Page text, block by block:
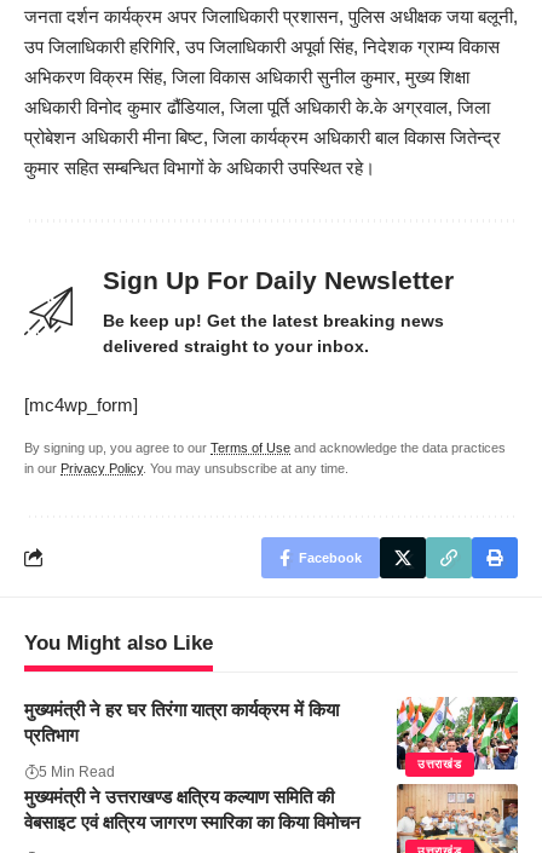
जनता दर्शन कार्यक्रम अपर जिलाधिकारी प्रशासन, पुलिस अधीक्षक जया बलूनी,
उप जिलाधिकारी हरिगिरि, उप जिलाधिकारी अपूर्वा सिंह, निदेशक ग्राम्य विकास
अभिकरण विक्रम सिंह, जिला विकास अधिकारी सुनील कुमार, मुख्य शिक्षा
अधिकारी विनोद कुमार ढौंडियाल, जिला पूर्ति अधिकारी के.के अग्रवाल, जिला
प्रोबेशन अधिकारी मीना बिष्ट, जिला कार्यक्रम अधिकारी बाल विकास जितेन्द्र
कुमार सहित सम्बन्धित विभागों के अधिकारी उपस्थित रहे।
Sign Up For Daily Newsletter
Be keep up! Get the latest breaking news
delivered straight to your inbox.
[mc4wp_form]
By signing up, you agree to our Terms of Use and acknowledge the data practices
in our Privacy Policy. You may unsubscribe at any time.
Facebook
You Might also Like
उत्तराखंड
मुख्यमंत्री ने हर घर तिरंगा यात्रा कार्यक्रम में किया
प्रतिभाग
5 Min Read
मुख्यमंत्री ने उत्तराखण्ड क्षत्रिय कल्याण समिति की
वेबसाइट एवं क्षत्रिय जागरण स्मारिका का किया विमोचन